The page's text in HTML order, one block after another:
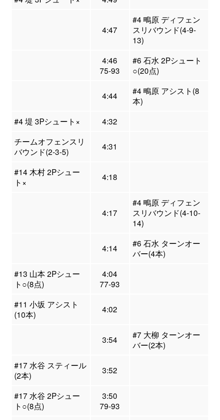
4:47
#4 鴫原 ディフェン
スリバウンド(4-9-
13)
4:46
75-93
#6 石水 2Pシュート
○(20点)
4:44
#4 鴫原 アシスト(8
本)
#4 堤 3Pシュート×
4:32
チームオフェンスリ
バウンド(2-3-5)
4:31
#14 木村 2Pシュー
ト×
4:18
4:17
#4 鴫原 ディフェン
スリバウンド(4-10-
14)
4:14
#6 石水 ターンオー
バー(4本)
#13 山本 2Pシュー
ト○(8点)
4:04
77-93
#11 小坂 アシスト
(10本)
4:02
3:54
#7 大柳 ターンオー
バー(2本)
#17 水谷 スティール
(2本)
3:52
#17 水谷 2Pシュー
ト○(8点)
3:50
79-93